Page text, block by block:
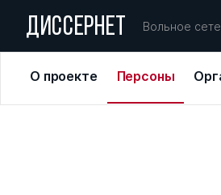
ДИССЕРНЕТ Вольное
О проекте Персоны